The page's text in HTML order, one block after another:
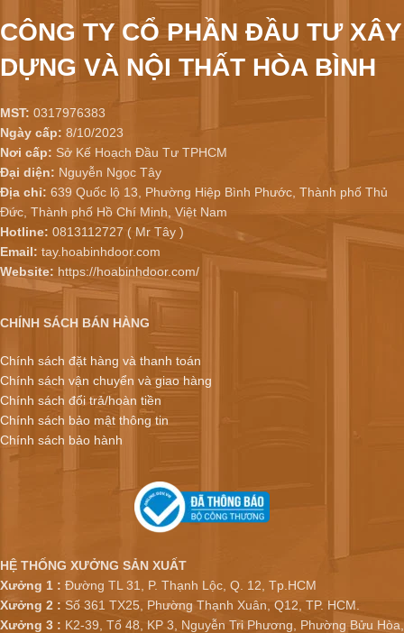
CÔNG TY CỔ PHẦN ĐẦU TƯ XÂY
DỰNG VÀ NỘI THẤT HÒA BÌNH
MST: 0317976383
Ngày cấp: 8/10/2023
Nơi cấp: Sở Kế Hoạch Đầu Tư TPHCM
Đại diện: Nguyễn Ngọc Tây
Địa chỉ: 639 Quốc lộ 13, Phường Hiệp Bình Phước, Thành phố Thủ
Đức, Thành phố Hồ Chí Minh, Việt Nam
Hotline: 0813112727 ( Mr Tây )
Email: tay.hoabinhdoor.com
Website: https://hoabinhdoor.com/
CHÍNH SÁCH BÁN HÀNG
Chính sách đặt hàng và thanh toán
Chính sách vận chuyển và giao hàng
Chính sách đổi trả/hoàn tiền
Chính sách bảo mật thông tin
Chính sách bảo hành
HỆ THỐNG XƯỞNG SẢN XUẤT
Xưởng 1 : Đường TL 31, P. Thạnh Lộc, Q. 12, Tp.HCM
Xưởng 2 : Số 361 TX25, Phường Thạnh Xuân, Q12, TP. HCM.
Xưởng 3 : K2-39, Tổ 48, KP 3, Nguyễn Tri Phương, Phường Bửu Hòa,